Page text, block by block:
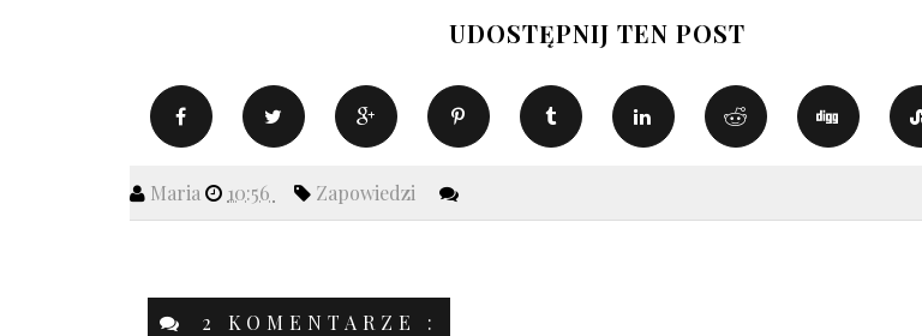
UDOSTĘPNIJ TEN POST
Maria 10:56 Zapowiedzi
2 KOMENTARZE :